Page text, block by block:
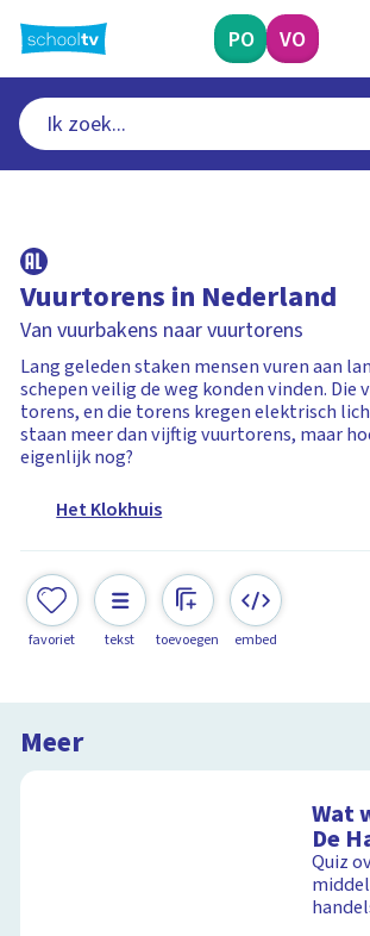
naar
hoofdinhoud
PO VO
Vuurtorens in Nederland
Van vuurbakens naar vuurtorens
Lang geleden staken mensen vuren aan
schepen veilig de weg konden vinden. Die
torens, en die torens kregen elektrisch
staan meer dan vijftig vuurtorens, maar
eigenlijk nog?
Het Klokhuis
favoriet tekst toevoegen embed
Meer
Wat
De
Quiz